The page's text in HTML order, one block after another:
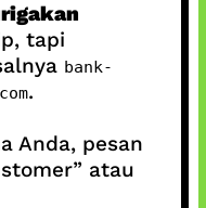
tapi
bank-
.
Anda, pesan
atau